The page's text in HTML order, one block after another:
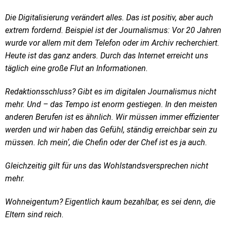
Die Digitalisierung verändert alles. Das ist positiv, aber auch
extrem fordernd. Beispiel ist der Journalismus: Vor 20 Jahren
wurde vor allem mit dem Telefon oder im Archiv recherchiert.
Heute ist das ganz anders. Durch das Internet erreicht uns
täglich eine große Flut an Informationen.
Redaktionsschluss? Gibt es im digitalen Journalismus nicht
mehr. Und – das Tempo ist enorm gestiegen. In den meisten
anderen Berufen ist es ähnlich. Wir müssen immer effizienter
werden und wir haben das Gefühl, ständig erreichbar sein zu
müssen. Ich mein‘, die Chefin oder der Chef ist es ja auch.
Gleichzeitig gilt für uns das Wohlstandsversprechen nicht
mehr.
Wohneigentum? Eigentlich kaum bezahlbar, es sei denn, die
Eltern sind reich.